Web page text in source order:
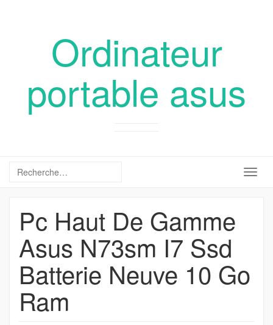
Ordinateur
portable asus
Pc Haut De Gamme
Asus N73sm I7 Ssd
Batterie Neuve 10 Go
Ram